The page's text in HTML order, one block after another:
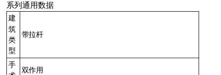
系列通用数据
建
筑
类
型
带拉杆
手
双作用